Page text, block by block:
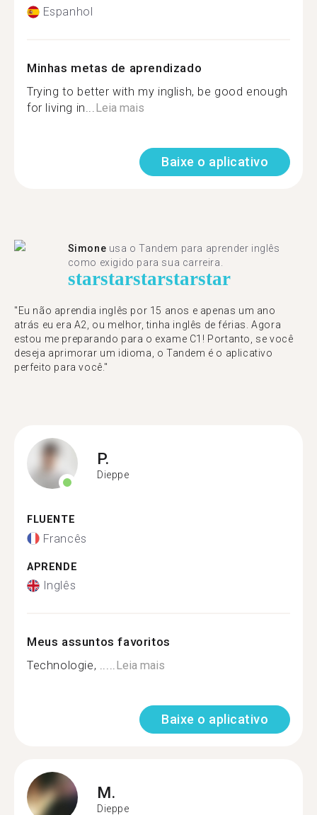
Espanhol
Minhas metas de aprendizado
Trying to better with my inglish, be good enough
for living in...Leia mais
Baixe o aplicativo
Simone usa o Tandem para aprender inglês
como exigido para sua carreira.
starstarstarstarstar
"Eu não aprendia inglês por 15 anos e apenas um ano
atrás eu era A2, ou melhor, tinha inglês de férias. Agora
estou me preparando para o exame C1! Portanto, se você
deseja aprimorar um idioma, o Tandem é o aplicativo
perfeito para você."
P.
Dieppe
FLUENTE
Francês
APRENDE
Inglês
Meus assuntos favoritos
Technologie, .....Leia mais
Baixe o aplicativo
M.
Dieppe